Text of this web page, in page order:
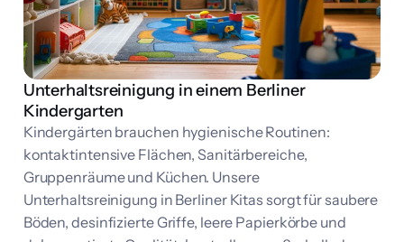
Unterhaltsreinigung in einem Berliner
Kindergarten
Kindergärten brauchen hygienische Routinen:
kontaktintensive Flächen, Sanitärbereiche,
Gruppenräume und Küchen. Unsere
Unterhaltsreinigung in Berliner Kitas sorgt für saubere
Böden, desinfizierte Griffe, leere Papierkörbe und